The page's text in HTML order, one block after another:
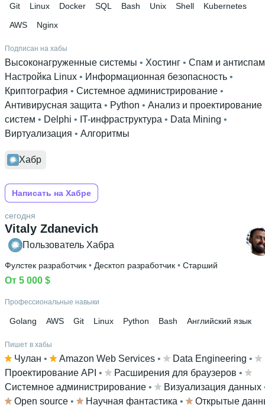
Git Linux Docker SQL Bash Unix Shell
Kubernetes
AWS
Nginx
Подписан на хабы
Высоконагруженные системы • Хостинг • Спам и антиспам
Настройка Linux • Информационная безопасность
Криптография • Системное администрирование
Антивирусная защита • Python • Анализ и проектирование
систем • Delphi • IT-инфраструктура • Data Mining
Виртуализация • Алгоритмы
Хабр
Написать на Хабре
Vitaly Zdanevich
сегодня
Пользователь Хабра
Фулстек разработчик • Десктоп разработчик • Старший
От 5 000 $
Профессиональные навыки
Golang AWS Git Linux Python Bash Английский язык
Пишет в хабы
Чулан • Amazon Web Services • Data Engineering •
Проектирование API • Расширения для браузеров •
Системное администрирование • Визуализация данных
Open source • Научная фантастика • Открытые